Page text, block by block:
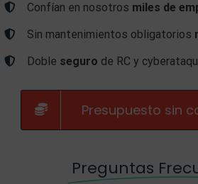
Confían en nosotros miles de
Sin mantenimientos obligatorios
Doble seguro de RC y
Presupuesto sin
Preguntas